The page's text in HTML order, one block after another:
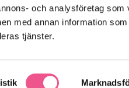
och analysföretag som
med annan information
tjänster.